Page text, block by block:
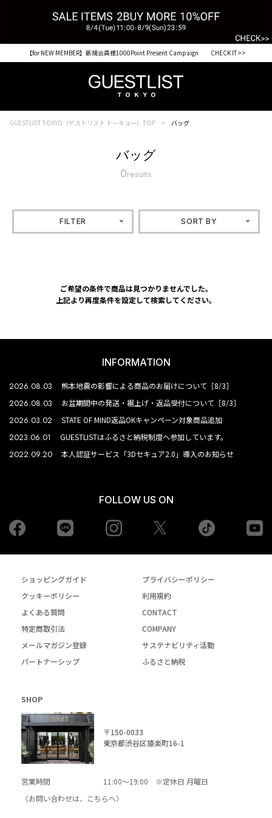
【for NEW MEMBER】新規会員様1000Point Present Campaign CHECK IT>>
GUESTLIST TOKYO（ゲストリスト トーキョー）TOP バッグ
バッグ
0results
FILTER SORT BY
ご希望の条件で商品は見つかりませんでした。
上記より再度条件を設定して検索してください。
INFORMATION
2026.08.03 熊本地震の影響による商品のお届けについて［8/3］
2026.08.03 お盆期間中の発送・裾上げ・返品受付について［8/3］
2026.03.02 STATE OF MIND返品OKキャンペーン対象商品追加
2023.06.01 GUESTLISTはふるさと納税制度へ参加しています。
2022.09.20 本人認証サービス「3Dセキュア2.0」導入のお知らせ
FOLLOW US ON
Facebook Instagram tiktok
ショッピングガイド
プライバシーポリシー
クッキーポリシー
利用規約
よくある質問
CONTACT
特定商取引法
COMPANY
メールマガジン登録
サステナビリティ活動
パートナーシップ
ふるさと納税
SHOP
〒150-0033
東京都渋谷区猿楽町16-1
営業時間
11:00～19:00 ※定休日 月曜日
〈お問い合わせは、
こちらへ〉